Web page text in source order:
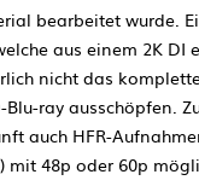
bearbeitet wurde.
aus einem 2K DI
nicht das
Blu-ray ausschöpfen.
auch HFR-
mit 48p oder 60p